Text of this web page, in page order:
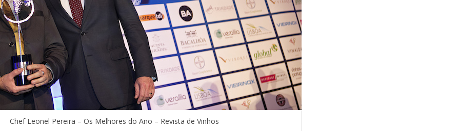
Chef Leonel Pereira – Os Melhores do Ano – Revista de Vinhos